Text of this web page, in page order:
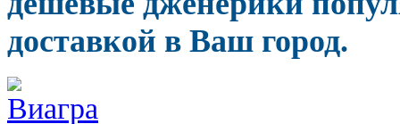
доставкой в Ваш город.